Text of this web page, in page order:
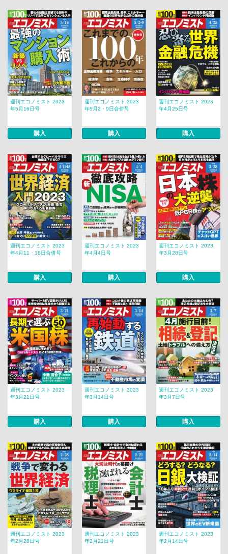
週刊エコノミスト 2023
年5月16日号
購入
週刊エコノミスト 2023
年5月2・9日合併号
購入
週刊エコノミスト 2023
年4月25日号
購入
週刊エコノミスト 2023
年4月11・18日合併号
購入
週刊エコノミスト 2023
年4月4日号
購入
週刊エコノミスト 2023
年3月28日号
購入
週刊エコノミスト 2023
年3月21日号
購入
週刊エコノミスト 2023
年3月14日号
購入
週刊エコノミスト 2023
年3月7日号
購入
週刊エコノミスト 2023
年2月28日号
週刊エコノミスト 2023
年2月21日号
週刊エコノミスト 2023
年2月14日号